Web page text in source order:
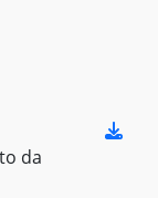
da